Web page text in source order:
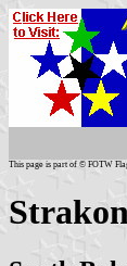
This page is part of © FOTW